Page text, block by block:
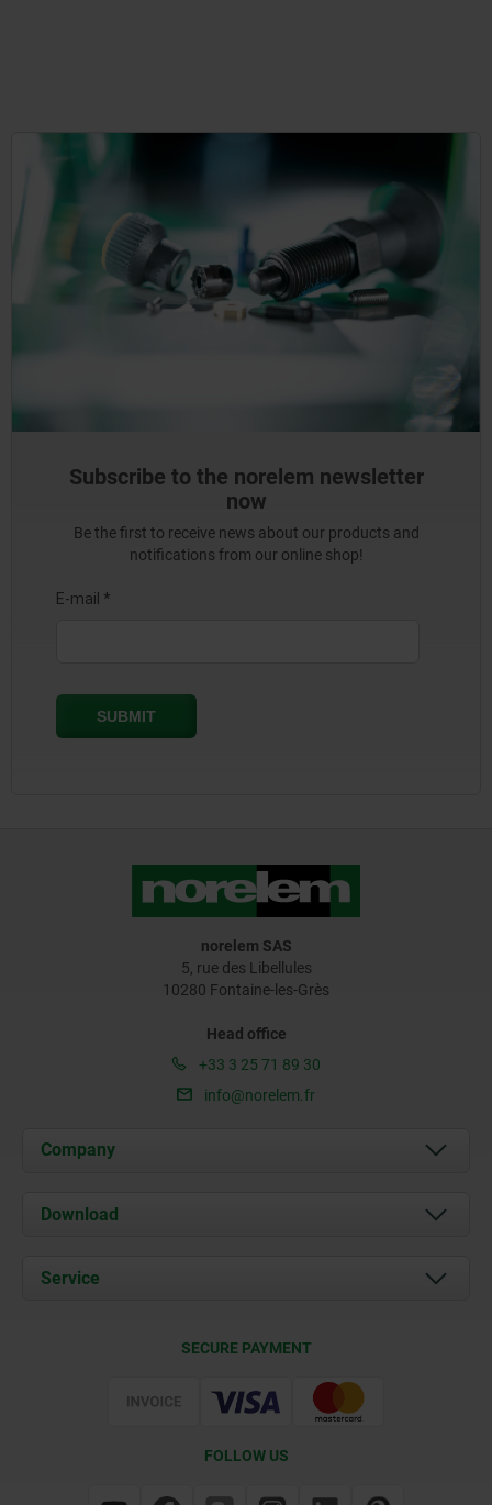
Subscribe to the norelem newsletter
now
Be the first to receive news about our products and
notifications from our online shop!
norelem SAS
5, rue des Libellules
10280 Fontaine-les-Grès
Head office
+33 3 25 71 89 30
info@norelem.fr
Company
About us
Contact
Download
Service
SECURE PAYMENT
FOLLOW US